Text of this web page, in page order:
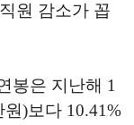
원 감소가 꼽
봉은 지난해 1
)보다 10.41%